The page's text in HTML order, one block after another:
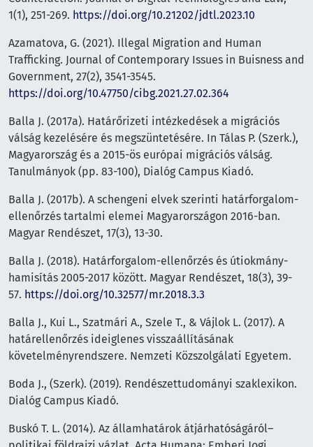
1(1), 251-269. https://doi.org/10.21202/jdtl.2023.10
Azamatova, G. (2021). Illegal Migration and Human
Trafficking. Journal of Contemporary Issues in Buisness and
Government, 27(2), 3541-3545.
https://doi.org/10.47750/cibg.2021.27.02.364
Balla J. (2017a). Határőrizeti intézkedések a migrációs
válság kezelésére és megszüntetésére. In Tálas P. (Szerk.),
Magyarország és a 2015-ös európai migrációs válság.
Tanulmányok (pp. 83-100), Dialóg Campus Kiadó.
Balla J. (2017b). A schengeni elvek szerinti határforgalom-
ellenőrzés tartalmi elemei Magyarországon 2016-ban.
Magyar Rendészet, 17(3), 13-30.
Balla J. (2018). Határforgalom-ellenőrzés és útiokmány-
hamisítás 2005-2017 között. Magyar Rendészet, 18(3), 39-
57. https://doi.org/10.32577/mr.2018.3.3
Balla J., Kui L., Szatmári A., Szele T., & Vájlok L. (2017). A
határellenőrzés ideiglenes visszaállításának
követelményrendszere. Nemzeti Közszolgálati Egyetem.
Boda J., (Szerk). (2019). Rendészettudományi szaklexikon.
Dialóg Campus Kiadó.
Buskó T. L. (2014). Az államhatárok átjárhatóságáról–